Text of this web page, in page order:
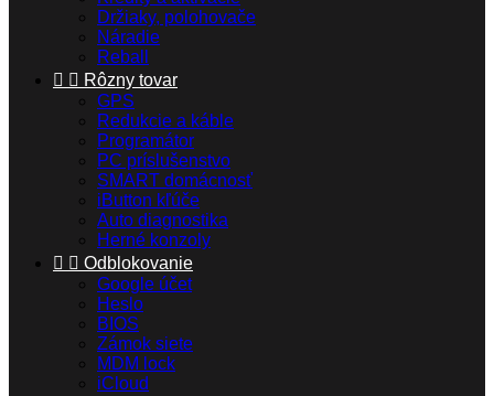
Držiaky, polohovače
Náradie
Reball
  Rôzny tovar
GPS
Redukcie a káble
Programátor
PC príslušenstvo
SMART domácnosť
iButton kľúče
Auto diagnostika
Herné konzoly
  Odblokovanie
Google účet
Heslo
BIOS
Zámok siete
MDM lock
iCloud